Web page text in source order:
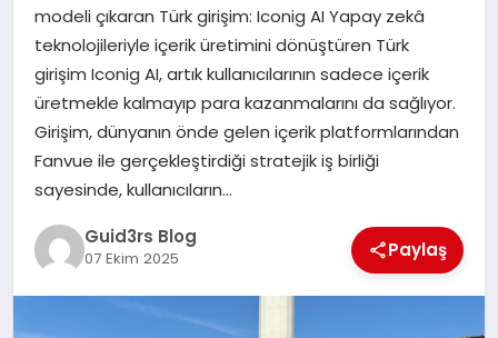
MAGAZIN
EĞITIM
modeli çıkaran Türk girişim: Iconig AI Yapay zekâ
teknolojileriyle içerik üretimini dönüştüren Türk
girişim Iconig AI, artık kullanıcılarının sadece içerik
üretmekle kalmayıp para kazanmalarını da sağlıyor.
Girişim, dünyanın önde gelen içerik platformlarından
Fanvue ile gerçekleştirdiği stratejik iş birliği
sayesinde, kullanıcıların…
Guid3rs Blog
07 Ekim 2025 Paylaş